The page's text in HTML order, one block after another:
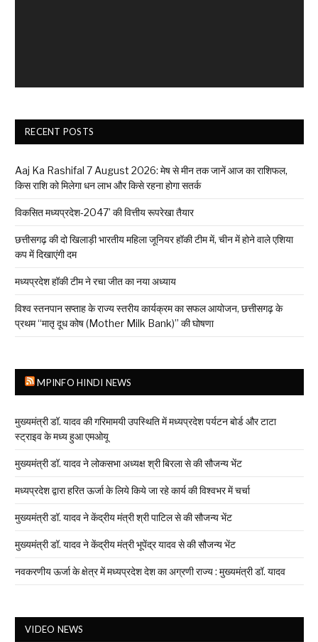
RECENT POSTS
Aaj Ka Rashifal 7 August 2026: मेष से मीन तक जानें आज का राशिफल,
किस राशि को मिलेगा धन लाभ और किसे रहना होगा सतर्क
विकसित मध्यप्रदेश-2047’ की वित्तीय रूपरेखा तैयार
छत्तीसगढ़ की दो खिलाड़ी भारतीय महिला जूनियर हॉकी टीम में, चीन में होने वाले एशिया
कप में दिखाएंगी दम
मध्यप्रदेश हॉकी टीम ने रचा जीत का नया अध्याय
विश्व स्तनपान सप्ताह के राज्य स्तरीय कार्यक्रम का सफल आयोजन, छत्तीसगढ़ के
प्रथम “मातृ दूध कोष (Mother Milk Bank)” की घोषणा
MPINFO HINDI NEWS
मुख्यमंत्री डॉ. यादव की गरिमामयी उपस्थिति में मध्यप्रदेश पर्यटन बोर्ड और टाटा
स्ट्राइव के मध्य हुआ एमओयू
मुख्यमंत्री डॉ. यादव ने लोकसभा अध्यक्ष श्री बिरला से की सौजन्य भेंट
मध्यप्रदेश द्वारा हरित ऊर्जा के लिये किये जा रहे कार्य की विश्वभर में चर्चा
मुख्यमंत्री डॉ. यादव ने केंद्रीय मंत्री श्री पाटिल से की सौजन्य भेंट
मुख्यमंत्री डॉ. यादव ने केंद्रीय मंत्री भूपेंद्र यादव से की सौजन्य भेंट
नवकरणीय ऊर्जा के क्षेत्र में मध्यप्रदेश देश का अग्रणी राज्य : मुख्यमंत्री डॉ. यादव
VIDEO NEWS